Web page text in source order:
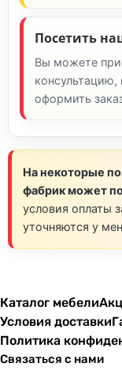
Посетить
Вы можете
оформить
На некоторые
фабрик может
условия оплаты
уточняются у
Каталог мебели
Условия доставки
Политика
Связаться с нами